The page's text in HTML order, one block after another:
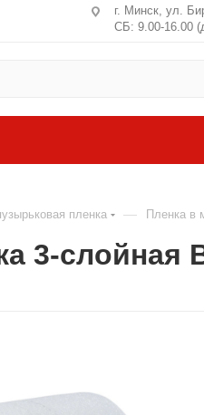
г. Минск, ул.
СБ: 9.00-16.00
пленка — Пленка в
3-слойная